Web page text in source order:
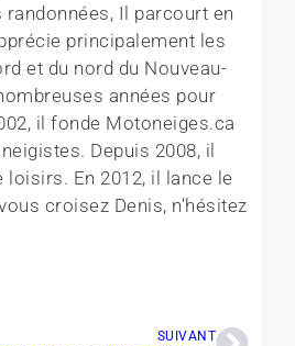
Il parcourt en
principalement les
et du nord du Nouveau-
années pour
il fonde Motoneiges.ca
Depuis 2008, il
En 2012, il lance le
croisez Denis, n'hésitez
SUIVANT